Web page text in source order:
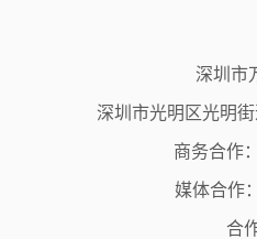
深圳市
深圳市光明区光明
商务合作：
媒体合作：
合